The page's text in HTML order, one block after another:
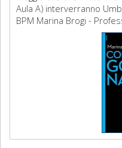
Aula A) interverranno
BPM Marina Brogi -